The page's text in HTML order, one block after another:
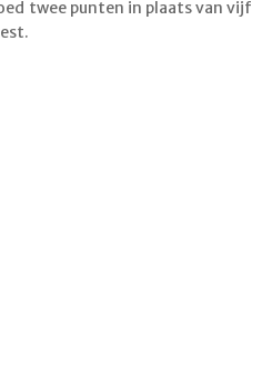
twee punten in plaats van vijf